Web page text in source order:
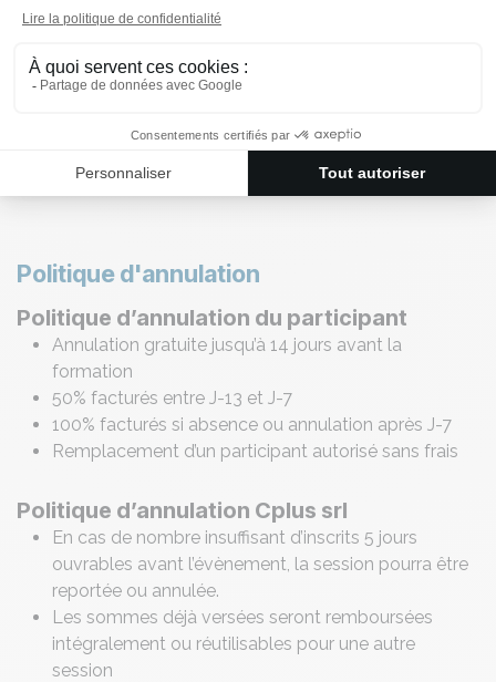
Accueil café dès 8h45
S'inscrire maintenant
Politique d'annulation
Politique d’annulation du participant
Annulation gratuite jusqu’à 14 jours avant la
formation
50% facturés entre J-13 et J-7
100% facturés si absence ou annulation après J-7
Remplacement d’un participant autorisé sans frais
Politique d’annulation Cplus srl
En cas de nombre insuffisant d’inscrits 5 jours
ouvrables avant l’évènement, la session pourra être
reportée ou annulée.
Les sommes déjà versées seront remboursées
intégralement ou réutilisables pour une autre
session